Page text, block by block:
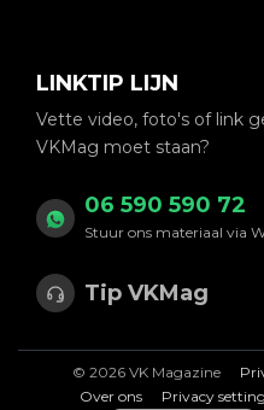
LINKTIP LIJN
Vette video, foto's of link
VKMag moet staan?
06 590 590 72
Stuur ons materiaal via
Tip VKMag
© 2026 VK Magazine
Over ons
Privacy